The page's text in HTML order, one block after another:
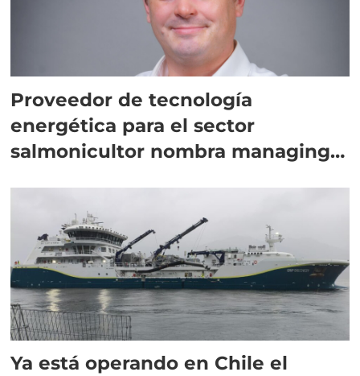
Proveedor de tecnología
energética para el sector
salmonicultor nombra managing
Ya está operando en Chile el